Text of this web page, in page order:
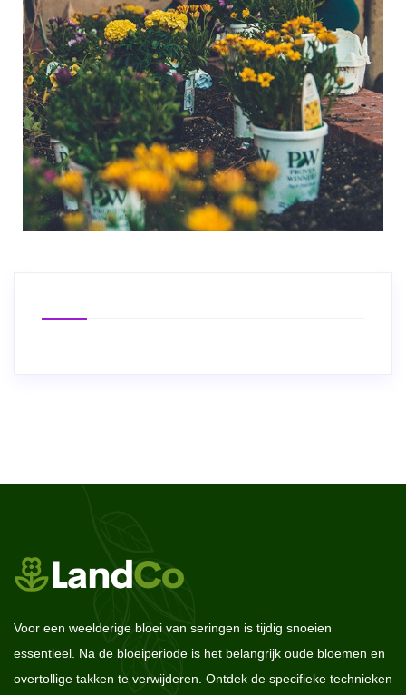
Voor een weelderige bloei van seringen is tijdig snoeien
essentieel. Na de bloeiperiode is het belangrijk oude bloemen en
overtollige takken te verwijderen. Ontdek de specifieke technieken